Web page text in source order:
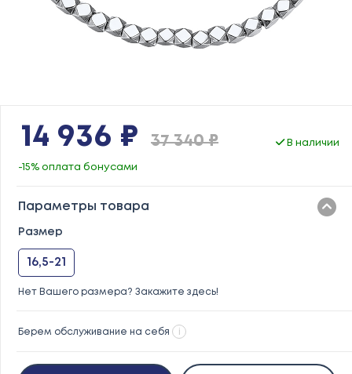
14 936 ₽ 37 340 ₽ В наличии
-15% оплата бонусами
Параметры товара
Размер
16,5-21
Нет Вашего размера? Закажите здесь!
Берем обслуживание на себя i